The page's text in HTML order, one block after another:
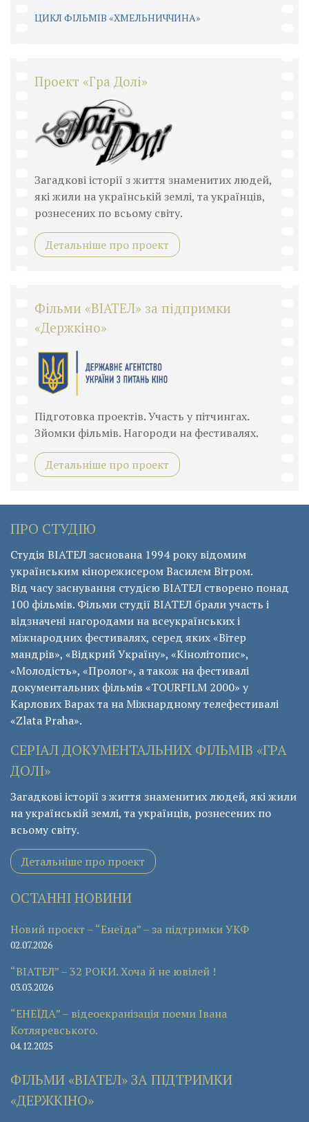
ЦИКЛ ФІЛЬМІВ «ХМЕЛЬНИЧЧИНА»
Проект «Гра Долі»
Загадкові історії з життя знаменитих людей,
які жили на українській землі, та українців,
рознесених по всьому світу.
Детальніше про проект
Фільми «ВІАТЕЛ» за підпримки
«Держкіно»
Підготовка проектів. Участь у пітчингах.
Зйомки фільмів. Нагороди на фестивалях.
Детальніше про проект
ПРО СТУДІЮ
Студія ВІАТЕЛ заснована 1994 року відомим
українським кінорежисером Василем Вітром.
Від часу заснування студією ВІАТЕЛ створено понад
100 фільмів. Фільми студії ВІАТЕЛ брали участь і
відзначені нагородами на всеукраїнських і
міжнародних фестивалях, серед яких «Вітер
мандрів», «Відкрий Україну», «Кінолітопис»,
«Молодість», «Пролог», а також на фестивалі
документальних фільмів «ТОURFILM 2000» у
Карлових Варах та на Міжнардному телефестивалі
«Zlata Praha».
СЕРІАЛ ДОКУМЕНТАЛЬНИХ ФІЛЬМІВ «ГРА
ДОЛІ»
Загадкові історії з життя знаменитих людей, які жили
на українській землі, та українців, рознесених по
всьому світу.
Детальніше про проект
ОСТАННІ НОВИНИ
Новий проєкт – “Енеїда” – за підтримки УКФ
02.07.2026
“ВІАТЕЛ” – 32 РОКИ. Хоча й не ювілей !
03.03.2026
“ЕНЕЇДА” – відеоекранізація поеми Івана
Котляревського.
04.12.2025
ФІЛЬМИ «ВІАТЕЛ» ЗА ПІДТРИМКИ
«ДЕРЖКІНО»